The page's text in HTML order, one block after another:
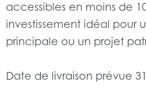
accessibles en moins de
investissement idéal pour
principale ou un projet
Date de livraison prévue